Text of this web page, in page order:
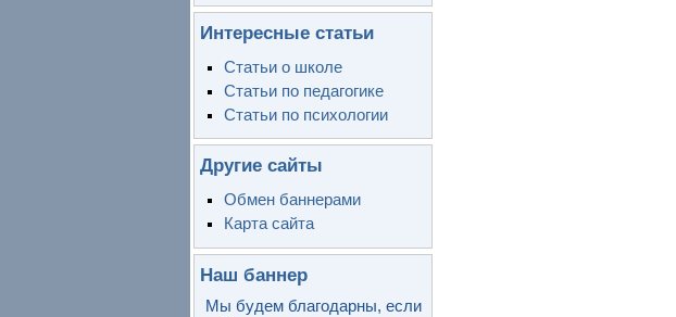
Интересные статьи
Статьи о школе
Статьи по педагогике
Статьи по психологии
Другие сайты
Обмен баннерами
Карта сайта
Наш баннер
Мы будем благодарны, если